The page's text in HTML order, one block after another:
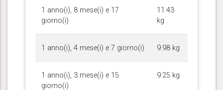
1 anno(i), 8 mese(i) e 17
giorno(i)
11.43
kg
1 anno(i), 4 mese(i) e 7 giorno(i) 9.98 kg
1 anno(i), 3 mese(i) e 15
giorno(i)
9.25 kg